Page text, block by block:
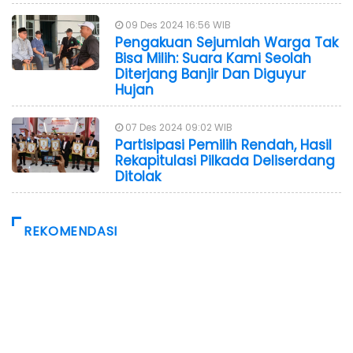
09 Des 2024 16:56 WIB
Pengakuan Sejumlah Warga Tak
Bisa Milih: Suara Kami Seolah
Diterjang Banjir Dan Diguyur
Hujan
07 Des 2024 09:02 WIB
Partisipasi Pemilih Rendah, Hasil
Rekapitulasi Pilkada Deliserdang
Ditolak
REKOMENDASI